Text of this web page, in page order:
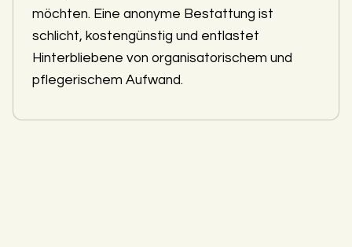
möchten. Eine anonyme Bestattung ist
schlicht, kostengünstig und entlastet
Hinterbliebene von organisatorischem und
pflegerischem Aufwand.